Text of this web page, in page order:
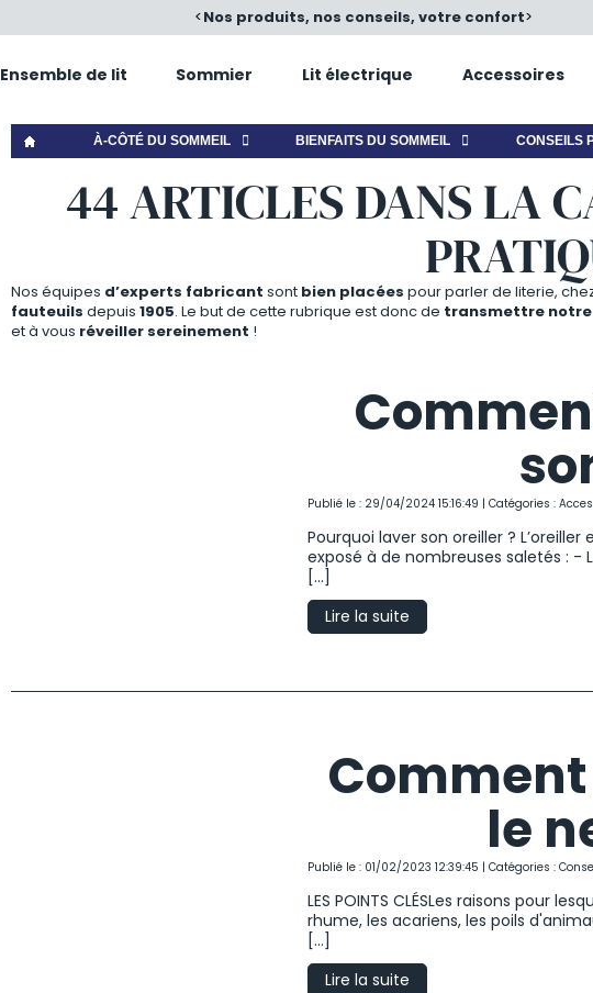
<Nos produits, nos conseils, votre confort>
Ensemble de lit Sommier Lit électrique Accessoires
À-CÔTÉ DU SOMMEIL BIENFAITS DU SOMMEIL CONSEILS
44 ARTICLES DANS LA
Nos équipes d’experts fabricant sont bien placées pour parler de literie,
fauteuils depuis 1905. Le but de cette rubrique est donc de transmettre
et à vous réveiller sereinement !
Publié le : 29/04/2024 15:16:49 | Catégories :
Pourquoi laver son oreiller ?
exposé à de nombreuses saletés : -
[...]
Lire la suite
le
Publié le : 01/02/2023 12:39:45 | Catégories :
LES POINTS CLÉSLes raisons pour
rhume, les acariens, les poils
[...]
Lire la suite